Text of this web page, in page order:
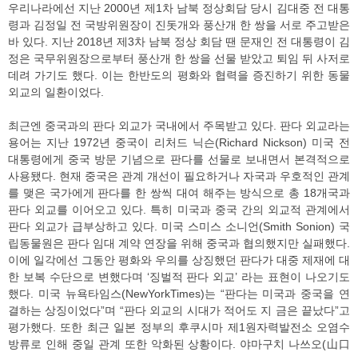
우리나라에선 지난 2000년 제1차 남북 정상회담 당시 김대중 전 대통
령과 김정일 전 국방위원장이 진돗개와 풍산개 한 쌍을 서로 주고받은
바 있다. 지난 2018년 제3차 남북 정상 회담 땐 문재인 전 대통령이 김
정은 국무위원장으로부터 풍산개 한 쌍을 선물 받았고 퇴임 뒤 사저로
데려 가기도 했다. 이는 한반도의 평화와 협력을 증진하기 위한 동물
외교의 일환이었다.
최근엔 중국과의 판다 외교가 국내에서 주목받고 있다. 판다 외교라는
용어는 지난 1972년 중국이 리처드 닉슨(Richard Nickson) 미국 전
대통령에게 중국 방문 기념으로 판다를 선물로 보내면서 본격적으로
사용됐다. 현재 중국은 관계 개선이 필요하거나 자국과 우호적인 관계
를 맺은 국가에게 판다를 한 쌍씩 대여 해주는 방식으로 총 18개국과
판다 외교를 이어오고 있다. 특히 미국과 중국 간의 외교적 관계에서
판다 외교가 급부상하고 있다. 미국 스미스 소니언(Smith Sonion) 국
립동물원은 판다 임대 계약 연장을 위해 중국과 협의했지만 실패했다.
이에 일각에선 그동안 평화와 우의를 상징했던 판다가 대중 제재에 대
한 보복 수단으로 변했다며 ‘징벌적 판다 외교’ 라는 표현이 나오기도
했다. 미국 뉴욕타임스(NewYorkTimes)는 “판다는 미국과 중국을 연
결하는 상징이었다”며 “판다 외교의 시대가 적어도 지 금은 끝났다”고
평가했다. 또한 최근 일본 정부의 후쿠시마 제1원자력발전소 오염수
방류로 인해 중일 관계 또한 악화된 상황이다. 야마구치 나쓰오(山口